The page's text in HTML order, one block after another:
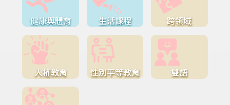
健康與體育 生活課程 跨領域
人權教育 性別平等教育 雙語